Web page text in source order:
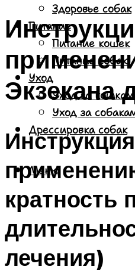
Здоровье собак
Питание
Питание кошек
Питание собак
Уход
Уход за
Уход за
Дрессировка собак
Меню
Экзекана
кратность
лечения)